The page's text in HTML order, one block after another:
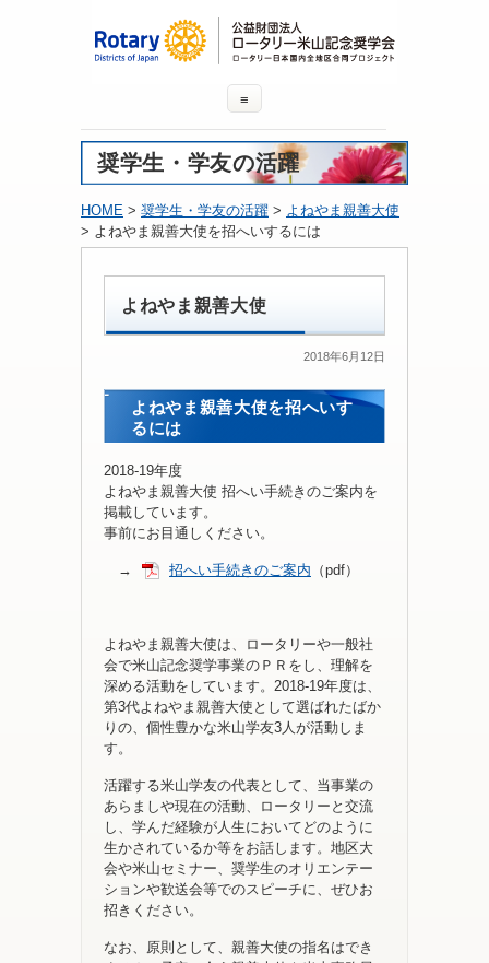
≡
奨学生・学友の活躍
HOME > 奨学生・学友の活躍 > よねやま親善大使
> よねやま親善大使を招へいするには
よねやま親善大使
2018年6月12日
よねやま親善大使を招へいす
るには
2018-19年度
よねやま親善大使 招へい手続きのご案内を
掲載しています。
事前にお目通しください。
→ 招へい手続きのご案内 （pdf）
よねやま親善大使は、ロータリーや一般社
会で米山記念奨学事業のＰＲをし、理解を
深める活動をしています。2018-19年度は、
第3代よねやま親善大使として選ばれたばか
りの、個性豊かな米山学友3人が活動しま
す。
活躍する米山学友の代表として、当事業の
あらましや現在の活動、ロータリーと交流
し、学んだ経験が人生においてどのように
生かされているか等をお話します。地区大
会や米山セミナー、奨学生のオリエンテー
ションや歓送会等でのスピーチに、ぜひお
招きください。
なお、原則として、親善大使の指名はでき